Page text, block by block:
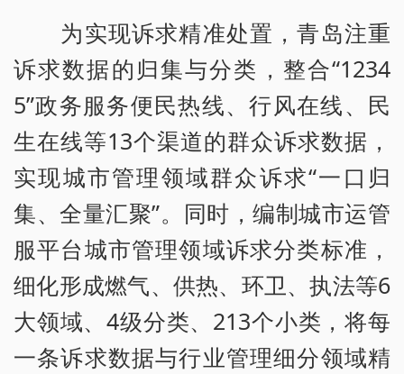
为实现诉求精准处置，青岛注重
诉求数据的归集与分类，整合“1234
5”政务服务便民热线、行风在线、民
生在线等13个渠道的群众诉求数据，
实现城市管理领域群众诉求“一口归
集、全量汇聚”。同时，编制城市运管
服平台城市管理领域诉求分类标准，
细化形成燃气、供热、环卫、执法等6
大领域、4级分类、213个小类，将每
一条诉求数据与行业管理细分领域精